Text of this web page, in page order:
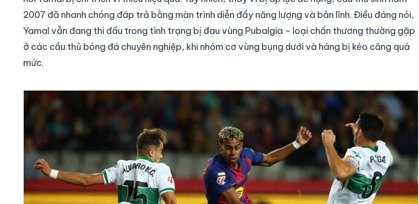
2007 đã nhanh chóng đáp trả bằng màn trình diễn đầy năng lượng và bản lĩnh. Điều đáng nói,
Yamal vẫn đang thi đấu trong tình trạng bị đau vùng Pubalgia – loại chấn thương thường gặp
ở các cầu thủ bóng đá chuyên nghiệp, khi nhóm cơ vùng bụng dưới và háng bị kéo căng quá
mức.